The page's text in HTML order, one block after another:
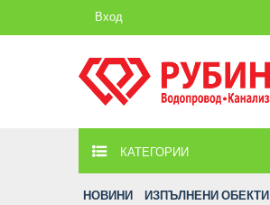
Вход
КАТЕГОРИИ
НОВИНИ ИЗПЪЛНЕНИ ОБЕКТИ